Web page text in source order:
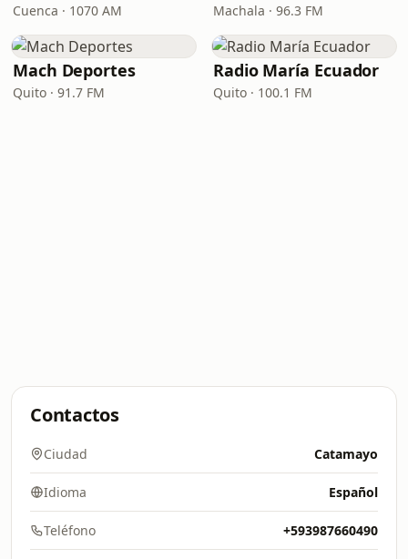
Cuenca · 1070 AM Machala · 96.3 FM
Mach Deportes
Quito · 91.7 FM
Radio María Ecuador
Quito · 100.1 FM
Contactos
Ciudad Catamayo
Idioma Español
Teléfono +593987660490